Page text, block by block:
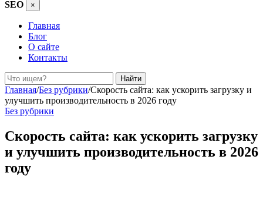
SEO ×
Главная
Блог
О сайте
Контакты
Поиск
Найти
Главная/Без рубрики/Скорость сайта: как ускорить загрузку и
улучшить производительность в 2026 году
Без рубрики
Скорость сайта: как ускорить загрузку
и улучшить производительность в 2026
году